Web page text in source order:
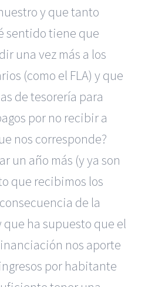
y que tanto
sentido tiene que
una vez más a los
(como el FLA) y que
de tesorería para
por no recibir a
nos corresponde?
un año más (y ya son
que recibimos los
de la
ha supuesto que el
nos aporte
por habitante